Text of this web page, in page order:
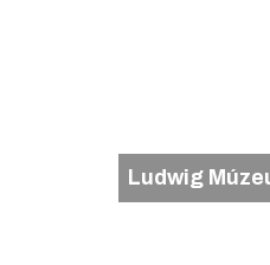
Ludwig